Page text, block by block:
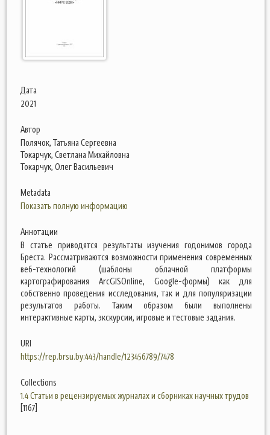
Дата
2021
Автор
Полячок, Татьяна Сергеевна
Токарчук, Светлана Михайловна
Токарчук, Олег Васильевич
Metadata
Показать полную информацию
Аннотации
В статье приводятся результаты изучения годонимов города
Бреста. Рассматриваются возможности применения современных
веб-технологий (шаблоны облачной платформы
картографирования ArcGISOnline, Google-формы) как для
собственно проведения исследования, так и для популяризации
результатов работы. Таким образом были выполнены
интерактивные карты, экскурсии, игровые и тестовые задания.
URI
https://rep.brsu.by:443/handle/123456789/7478
Collections
1.4 Статьи в рецензируемых журналах и сборниках научных трудов
[1167]